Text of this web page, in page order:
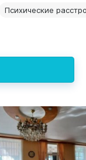
Психические